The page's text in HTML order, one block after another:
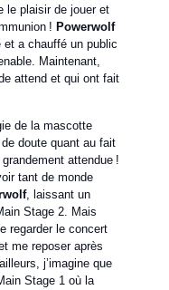
le plaisir de jouer et
! Powerwolf
et a chauffé un public
Maintenant,
attend et qui ont fait
de la mascotte
doute quant au fait
attendue !
tant de monde
, laissant un
Stage 2. Mais
regarder le concert
me reposer après
j’imagine que
Stage 1 où la